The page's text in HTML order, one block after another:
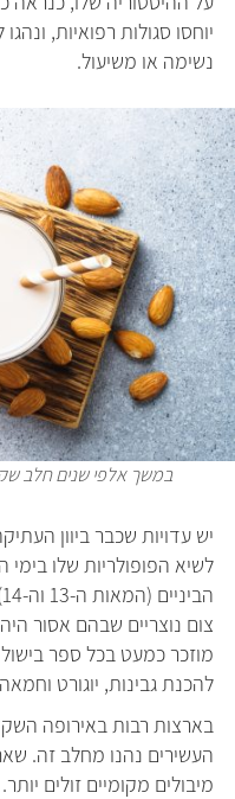
יוחסו סגולות רפואיות,
נשימה או משיעול.
במשך אלפי שנים חלב
יש עדויות שכבר ביוון
לשיא הפופולריות שלו בימי
צום נוצריים שבהם אסור
מוזכר כמעט בכל ספר
להכנת גבינות, יוגורט
בארצות רבות באירופה
העשירים נהנו מחלב זה.
מיבולים מקומיים זולים יותר.